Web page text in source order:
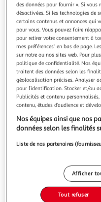
LINA ET LE SECRET DE
Lina a une vie pas banale.
chez sa mère et l'autre
l'autre en 1910.Auteur :
GOUTTIEREDate de
pages : 78Dimensions :
En savoir +
Vous voulez
Caractéristiques
des données pour fournir ». Si vous
désactivées. Si les technologies de
certains contenus et annonces qui
pour vous. Vous pouvez faire
pour retirer votre consentement à
mes préférences" en bas de page.
sur notre ou nos sites web. Pour
politique de confidentialité. Nos
traitent des données selon les
géolocalisation précises. Analyser
pour l’identification. Stocker et/ou
Publicités et contenu
contenu, études d’audience et
Nos équipes ainsi que nos
données selon les finalités
Liste de nos partenaires
Afficher
Tout refuser